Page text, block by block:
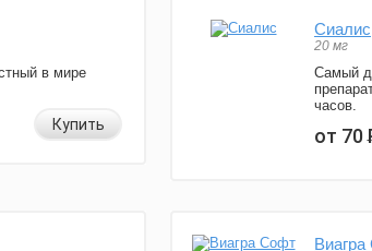
в мире
Купить
Сиалис
20 мг
Самый
часов.
от 70